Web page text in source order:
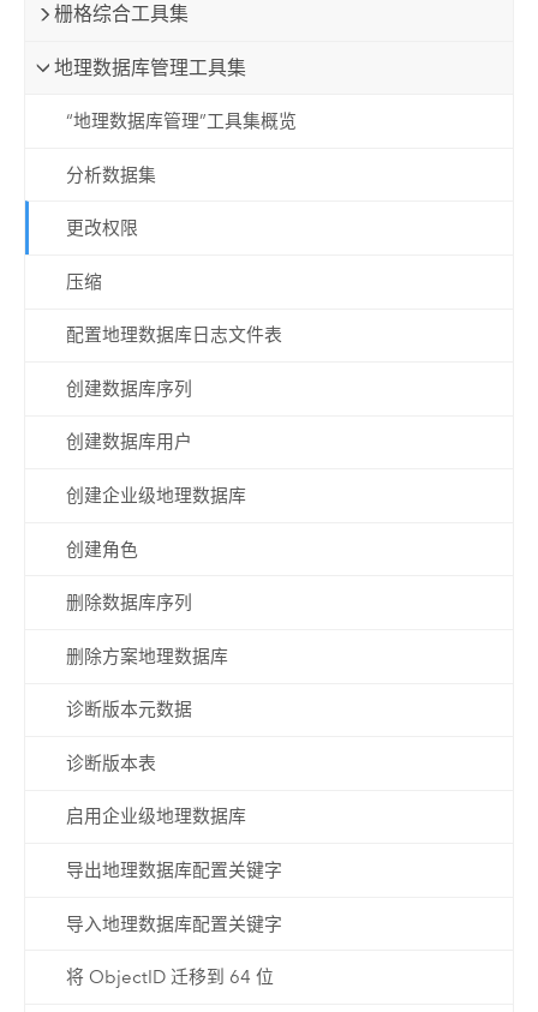
栅格综合工具集
地理数据库管理工具集
“地理数据库管理”工具集概览
分析数据集
更改权限
压缩
配置地理数据库日志文件表
创建数据库序列
创建数据库用户
创建企业级地理数据库
创建角色
删除数据库序列
删除方案地理数据库
诊断版本元数据
诊断版本表
启用企业级地理数据库
导出地理数据库配置关键字
导入地理数据库配置关键字
将 ObjectID 迁移到 64 位